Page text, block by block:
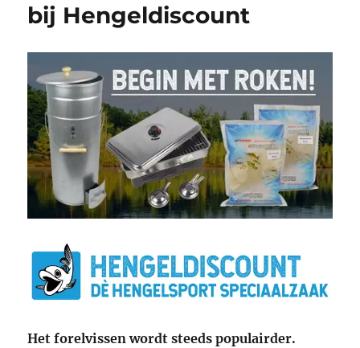
bij Hengeldiscount
Het forelvissen wordt steeds populairder.